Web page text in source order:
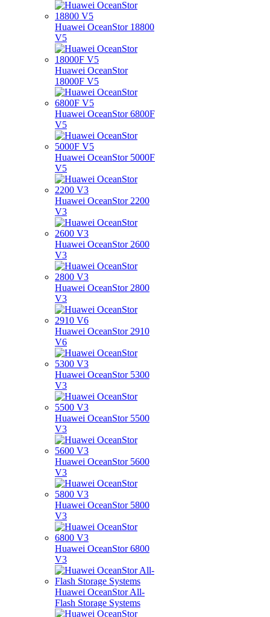
Huawei OceanStor 18800
V5
Huawei OceanStor
18000F V5
Huawei OceanStor 6800F
V5
Huawei OceanStor 5000F
V5
Huawei OceanStor 2200
V3
Huawei OceanStor 2600
V3
Huawei OceanStor 2800
V3
Huawei OceanStor 2910
V6
Huawei OceanStor 5300
V3
Huawei OceanStor 5500
V3
Huawei OceanStor 5600
V3
Huawei OceanStor 5800
V3
Huawei OceanStor 6800
V3
Huawei OceanStor All-
Flash Storage Systems